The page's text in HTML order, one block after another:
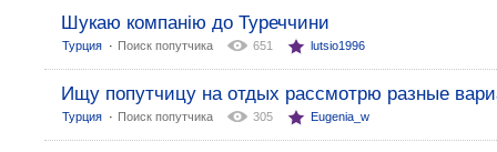
Шукаю компанію до Туреччини
Турция Поиск попутчика 651 lutsio1996
Ищу попутчицу на отдых рассмотрю разные
Турция Поиск попутчика 305 Eugenia_w